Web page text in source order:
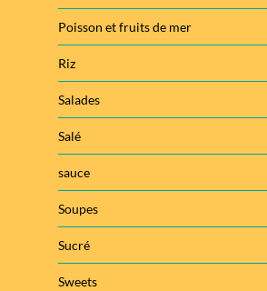
Poisson et fruits de mer
Riz
Salades
Salé
sauce
Soupes
Sucré
Sweets